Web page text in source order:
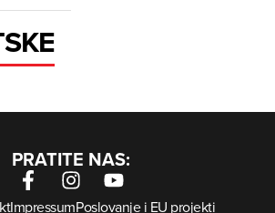
PRATITE NAS:
ImpressumPoslovanje i EU projekti